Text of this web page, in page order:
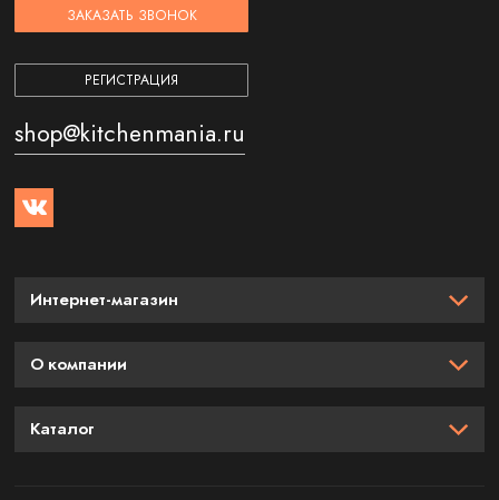
ЗАКАЗАТЬ ЗВОНОК
РЕГИСТРАЦИЯ
shop@kitchenmania.ru
Интернет-магазин
О компании
Каталог